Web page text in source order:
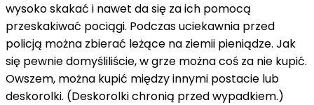
wysoko skakać i nawet da się za ich pomocą
przeskakiwać pociągi. Podczas uciekawnia przed
policją można zbierać leżące na ziemii pieniądze. Jak
się pewnie domyśliliście, w grze można coś za nie kupić.
Owszem, można kupić między innymi postacie lub
deskorolki. (Deskorolki chronią przed wypadkiem.)